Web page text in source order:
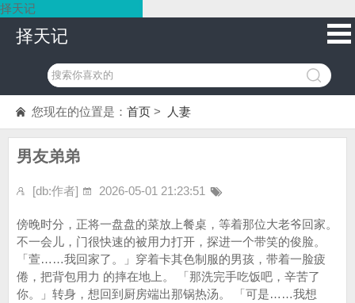
择天记
择天记
您现在的位置是： 首页 > 人妻
男友弟弟
[db:作者] 2026-05-01 21:23:51
傍晚时分，正将一盘盘的菜放上餐桌，等着那位大老爷回家。
不一会儿，门很快速的被用力打开，探进一个带笑的俊脸。
「萱……我回家了。」穿着卡其色制服的男孩，带着一脸疲
倦，把背包用力 的摔在地上。 「那洗完手吃饭吧，辛苦了
你。」转身，想回到厨房端出那锅热汤。 「可是……我想